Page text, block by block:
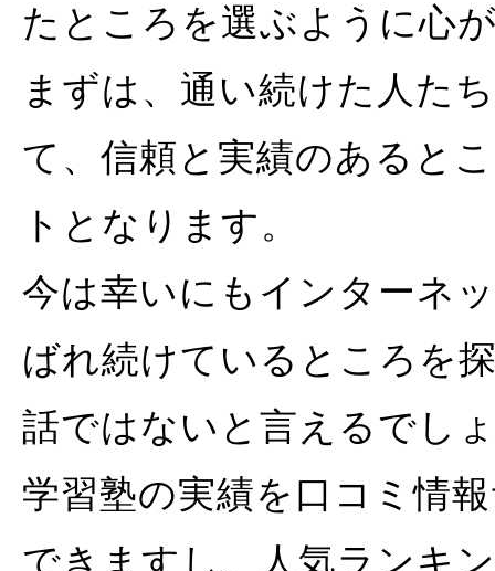
たところを選ぶように心
まずは、通い続けた人た
て、信頼と実績のあると
トとなります。
今は幸いにもインターネ
ばれ続けているところを
話ではないと言えるでし
学習塾の実績を口コミ情
できますし、人気ランキ